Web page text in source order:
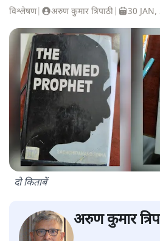
विश्लेषण| अरुण कुमार त्रिपाठी 30 JAN,
दो किताबें
अरुण कुमार